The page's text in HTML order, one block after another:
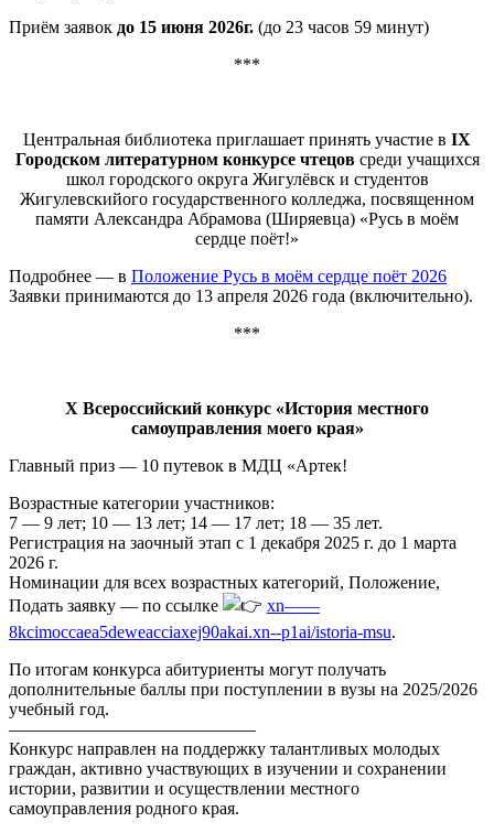
Приём заявок до 15 июня 2026г. (до 23 часов 59 минут)
***
Центральная библиотека приглашает принять участие в IX
Городском литературном конкурсе чтецовсреди учащихся
школ городского округа Жигулёвск и студентов
Жигулевскийого государственного колледжа, посвященном
памяти Александра Абрамова (Ширяевца) «Русь в моём
сердце поёт!»
Подробнее — в Положение Русь в моём сердце поёт 2026
Заявки принимаются до 13 апреля 2026 года (включительно).
***
X Всероссийский конкурс «История местного
самоуправления моего края»
Главный приз — 10 путевок в МДЦ «Артек!
Возрастные категории участников:
7 — 9 лет; 10 — 13 лет; 14 — 17 лет; 18 — 35 лет.
Регистрация на заочный этап с 1 декабря 2025 г. до 1 марта
2026 г.
Номинации для всех возрастных категорий, Положение,
Подать заявку — по ссылке
xn——
8kcimoccaea5deweacciaxej90akai.xn--p1ai/istoria-msu.
По итогам конкурса абитуриенты могут получать
дополнительные баллы при поступлении в вузы на 2025/2026
учебный год.
——————————————
Конкурс направлен на поддержку талантливых молодых
граждан, активно участвующих в изучении и сохранении
истории, развитии и осуществлении местного
самоуправления родного края.